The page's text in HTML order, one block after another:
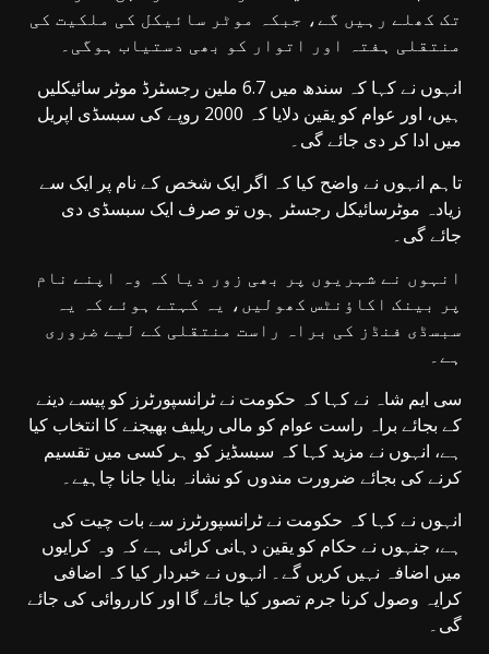
تک کھلے رہیں گے، جبکہ موٹر سائیکل کی ملکیت کی
منتقلی ہفتہ اور اتوار کو بھی دستیاب ہوگی۔
انہوں نے کہا کہ سندھ میں 6.7 ملین رجسٹرڈ موٹر سائیکلیں
ہیں، اور عوام کو یقین دلایا کہ 2000 روپے کی سبسڈی اپریل
میں ادا کر دی جائے گی۔
تاہم انہوں نے واضح کیا کہ اگر ایک شخص کے نام پر ایک سے
زیادہ موٹرسائیکل رجسٹر ہوں تو صرف ایک سبسڈی دی
جائے گی۔
انہوں نے شہریوں پر بھی زور دیا کہ وہ اپنے نام
پر بینک اکاؤنٹس کھولیں، یہ کہتے ہوئے کہ یہ
سبسڈی فنڈز کی براہ راست منتقلی کے لیے ضروری
ہے۔
سی ایم شاہ نے کہا کہ حکومت نے ٹرانسپورٹرز کو پیسے دینے
کے بجائے براہ راست عوام کو مالی ریلیف بھیجنے کا انتخاب کیا
ہے، انہوں نے مزید کہا کہ سبسڈیز کو ہر کسی میں تقسیم
کرنے کی بجائے ضرورت مندوں کو نشانہ بنایا جانا چاہیے۔
انہوں نے کہا کہ حکومت نے ٹرانسپورٹرز سے بات چیت کی
ہے، جنہوں نے حکام کو یقین دہانی کرائی ہے کہ وہ کرایوں
میں اضافہ نہیں کریں گے۔ انہوں نے خبردار کیا کہ اضافی
کرایہ وصول کرنا جرم تصور کیا جائے گا اور کارروائی کی جائے
گی۔